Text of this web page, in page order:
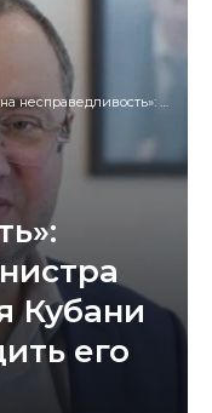
экс-министра здравоохранения Кубани требуют освободить его из СИЗО
Кубани
его